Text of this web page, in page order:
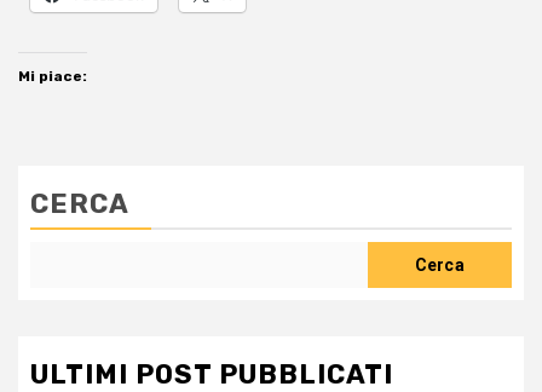
Mi piace:
CERCA
Cerca
ULTIMI POST PUBBLICATI